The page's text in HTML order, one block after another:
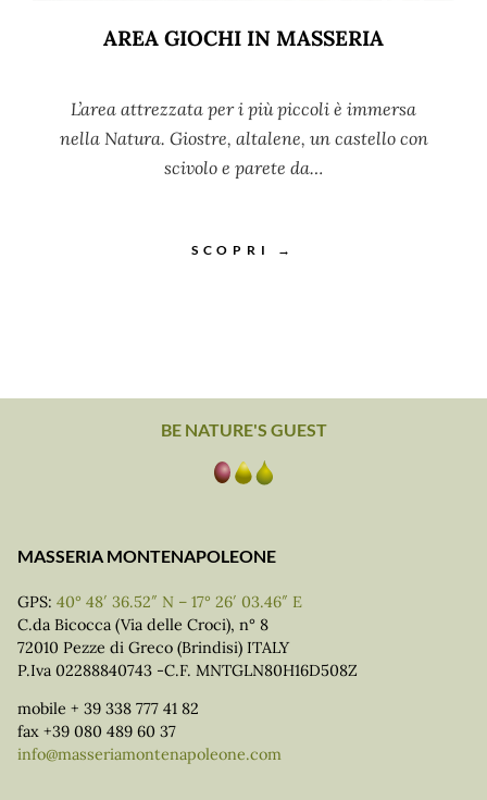
AREA GIOCHI IN MASSERIA
L’area attrezzata per i più piccoli è immersa
nella Natura. Giostre, altalene, un castello con
scivolo e parete da…
SCOPRI →
BE NATURE'S GUEST
MASSERIA MONTENAPOLEONE
GPS: 40° 48′ 36.52″ N – 17° 26′ 03.46″ E
C.da Bicocca (Via delle Croci), n° 8
72010 Pezze di Greco (Brindisi) ITALY
P.Iva 02288840743 -C.F. MNTGLN80H16D508Z
mobile + 39 338 777 41 82
fax +39 080 489 60 37
info@masseriamontenapoleone.com